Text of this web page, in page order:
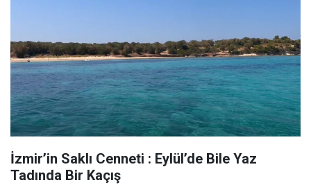
İzmir’in Saklı Cenneti : Eylül’de Bile Yaz
Tadında Bir Kaçış